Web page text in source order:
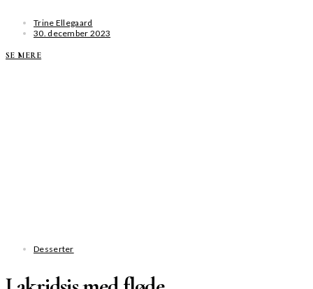
Trine Ellegaard
30. december 2023
SE MERE
Desserter